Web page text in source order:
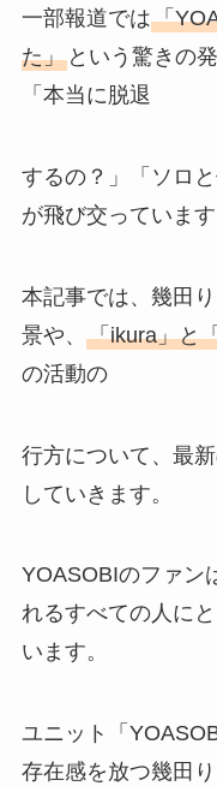
一部報道では「
た」という驚きの
「本当に脱退
するの？」「ソロ
が飛び交っています
本記事では、幾田
景や、 「ikura」と
の活動の
行方について、最
していきます。
YOASOBIのファン
れるすべての人に
います。
ユニット「
存在感を放つ幾田り